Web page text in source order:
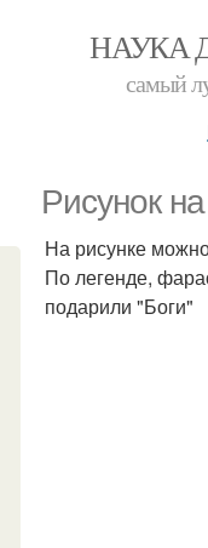
НАУКА
самый
Рисунок
На рисунке
По легенде,
подарили "Боги"